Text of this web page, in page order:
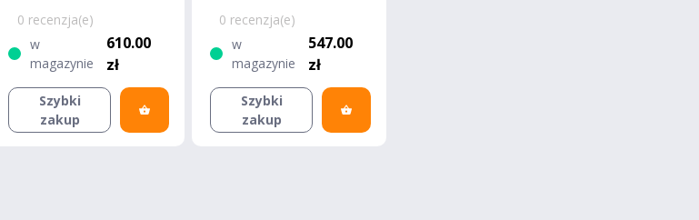
kwadratu - Ford
Tourneo 2014
0 recenzja(e)
w
magazynie
610.00
zł
Szybki
zakup
Custom 2012-
0 recenzja(e)
w
magazynie
547.00
zł
Szybki
zakup